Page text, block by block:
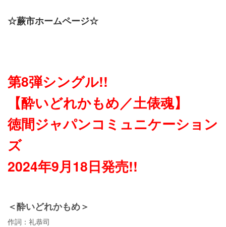
☆蕨市ホームページ☆
第8弾シングル!!
【酔いどれかもめ／土俵魂】
徳間ジャパンコミュニケーション
ズ
2024年9月18日発売!!
＜酔いどれかもめ＞
作詞：礼恭司